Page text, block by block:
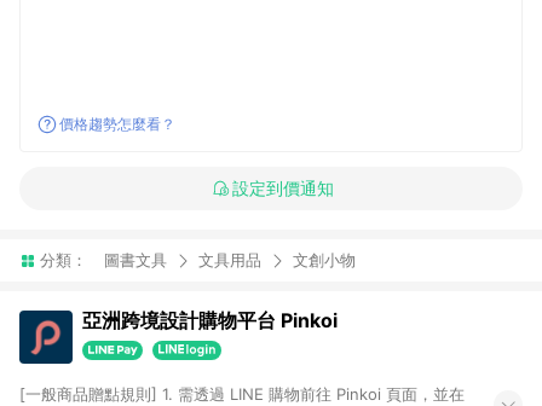
價格趨勢怎麼看？
設定到價通知
分類： 圖書文具 文具用品 文創小物
亞洲跨境設計購物平台 Pinkoi
[一般商品贈點規則] 1. 需透過 LINE 購物前往 Pinkoi 頁面，並在